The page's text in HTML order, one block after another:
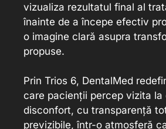
vizualiza rezultatul final al
înainte de a începe efectiv
o imagine clară asupra
propuse.
Prin Trios 6, DentalMed
care pacienții percep vizita la
disconfort, cu transparență
previzibile, într-o atmosferă